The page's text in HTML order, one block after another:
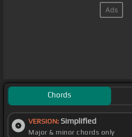
Chords
VERSION: Simplified
Major & minor chords only